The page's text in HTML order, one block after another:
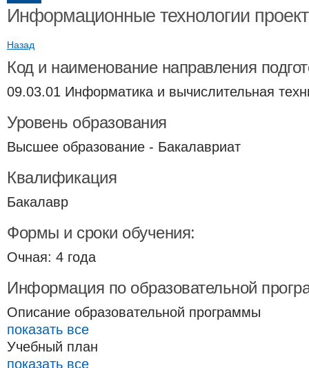
Информационные технологии
Назад
Код и наименование направления
09.03.01 Информатика и вычислительная
Уровень образования
Высшее образование - Бакалавриат
Квалификация
Бакалавр
Формы и сроки обучения:
Очная: 4 года
Информация по образовательной
Описание образовательной программы
показать все
Учебный план
показать все